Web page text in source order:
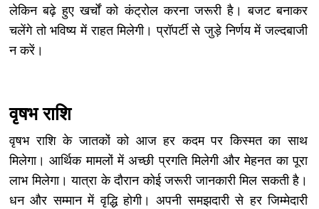
लेकिन बढ़े हुए खर्चों को कंट्रोल करना जरूरी है। बजट बनाकर
चलेंगे तो भविष्य में राहत मिलेगी। प्रॉपर्टी से जुड़े निर्णय में जल्दबाजी
न करें।
वृषभ राशि
वृषभ राशि के जातकों को आज हर कदम पर किस्मत का साथ
मिलेगा। आर्थिक मामलों में अच्छी प्रगति मिलेगी और मेहनत का पूरा
लाभ मिलेगा। यात्रा के दौरान कोई जरूरी जानकारी मिल सकती है।
धन और सम्मान में वृद्धि होगी। अपनी समझदारी से हर जिम्मेदारी